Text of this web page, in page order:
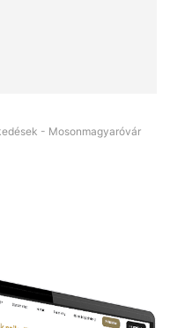
- Mosonmagyaróvár